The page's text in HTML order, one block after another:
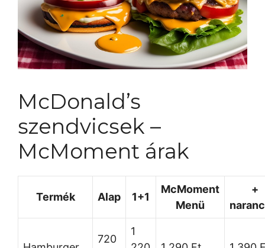
McDonald’s
szendvicsek –
McMoment árak
Termék Alap 1+1
McMoment
Menü
+
720
1